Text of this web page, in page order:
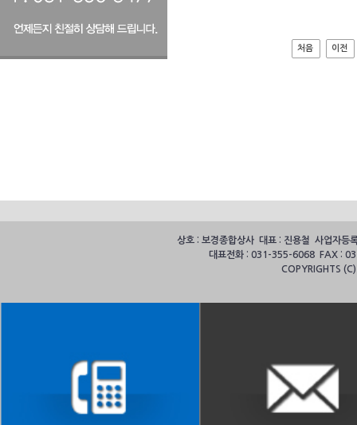
처음 이전
상호 : 보경종합상사 대표 : 진용철 사업자
대표전화 : 031-355-6068 FAX :
COPYRIGHTS (C)